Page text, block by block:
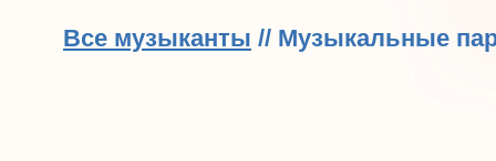
Все музыканты // Музыкальные